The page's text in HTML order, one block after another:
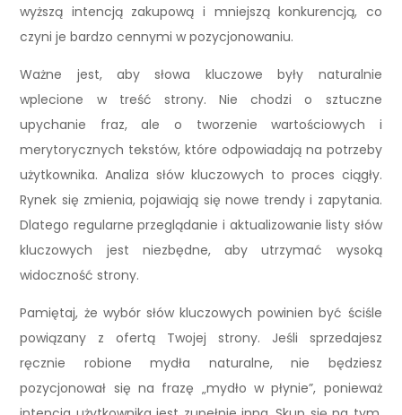
wyższą intencją zakupową i mniejszą konkurencją, co
czyni je bardzo cennymi w pozycjonowaniu.
Ważne jest, aby słowa kluczowe były naturalnie
wplecione w treść strony. Nie chodzi o sztuczne
upychanie fraz, ale o tworzenie wartościowych i
merytorycznych tekstów, które odpowiadają na potrzeby
użytkownika. Analiza słów kluczowych to proces ciągły.
Rynek się zmienia, pojawiają się nowe trendy i zapytania.
Dlatego regularne przeglądanie i aktualizowanie listy słów
kluczowych jest niezbędne, aby utrzymać wysoką
widoczność strony.
Pamiętaj, że wybór słów kluczowych powinien być ściśle
powiązany z ofertą Twojej strony. Jeśli sprzedajesz
ręcznie robione mydła naturalne, nie będziesz
pozycjonował się na frazę „mydło w płynie”, ponieważ